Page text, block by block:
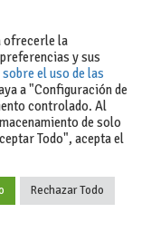
0 0
de
ofrecerle la
y sus
el uso de las
a "Configuración de
controlado. Al
de solo
Todo", acepta el
Rechazar Todo